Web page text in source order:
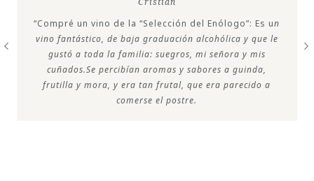
“Compré un vino de la “Selección del Enólogo”: Es un
vino fantástico, de baja graduación alcohólica y que le
gustó a toda la familia: suegros, mi señora y mis
cuñados.Se percibían aromas y sabores a guinda,
frutilla y mora, y era tan frutal, que era parecido a
comerse el postre.